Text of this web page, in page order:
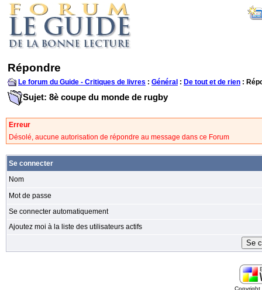
Répondre
Le forum du Guide - Critiques de livres : Général : De tout et de rien :
Sujet: 8è coupe du monde de rugby
Erreur
Désolé, aucune autorisation de répondre au message dans ce Forum
Se connecter
Nom
Mot de passe
Se connecter automatiquement
Ajoutez moi à la liste des utilisateurs actifs